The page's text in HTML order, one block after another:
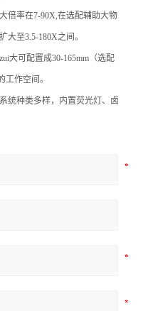
倍率在7-90X,在选配辅助大物
大至3.5-180X之间。
大可配置成30-165mm （选配
作空间。
统种类多样，内置荧光灯、卤